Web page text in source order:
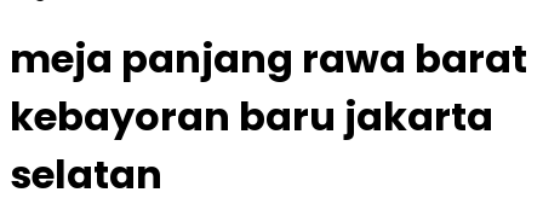
meja panjang rawa barat
kebayoran baru jakarta
selatan